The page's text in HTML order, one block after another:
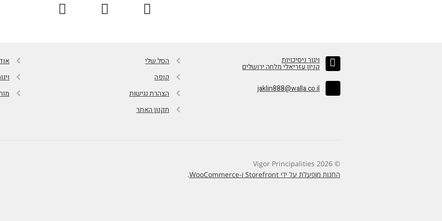
ויגור ניסיכויות
קניון עזריאלי מלחה ירושלים
jaklin888@walla.co.il
הסל שלי
קופה
הצהרת נגישות
תקנון האתר
© Vigor Principalities 2026
החנות מופעלת על ידי Storefront ו-WooCommerce
.